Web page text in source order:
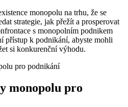
monopolu na trhu, že se
strategie, jak přežít a prosperovat
s monopolním podnikem
přístup k podnikání, abyste mohli
si konkurenční výhodu.
monopolu pro